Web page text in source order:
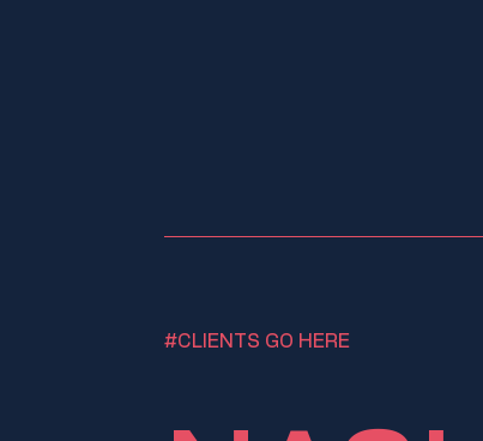
#CLIENTS GO HERE